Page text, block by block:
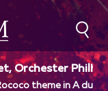
Orchester Philhar
dir
theme in A dur,